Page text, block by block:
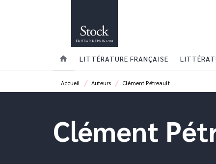
home LITTÉRATURE FRANÇAISE
Accueil / Auteurs / Clément Pétreault
Clément